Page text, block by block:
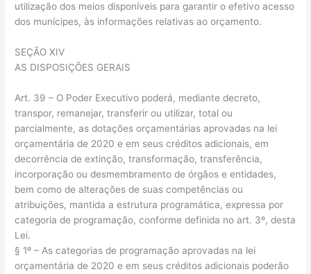
utilização dos meios disponíveis para garantir o efetivo acesso
dos munícipes, às informações relativas ao orçamento.
SEÇÃO XIV
AS DISPOSIÇÕES GERAIS
Art. 39 – O Poder Executivo poderá, mediante decreto,
transpor, remanejar, transferir ou utilizar, total ou
parcialmente, as dotações orçamentárias aprovadas na lei
orçamentária de 2020 e em seus créditos adicionais, em
decorrência de extinção, transformação, transferência,
incorporação ou desmembramento de órgãos e entidades,
bem como de alterações de suas competências ou
atribuições, mantida a estrutura programática, expressa por
categoria de programação, conforme definida no art. 3º, desta
Lei.
§ 1º – As categorias de programação aprovadas na lei
orçamentária de 2020 e em seus créditos adicionais poderão